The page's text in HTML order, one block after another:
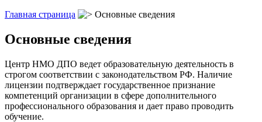
Главная страница
Основные сведения
Основные сведения
Центр НМО ДПО ведет образовательную деятельность в
строгом соответствии с законодательством РФ. Наличие
лицензии подтверждает государственное признание
компетенций организации в сфере дополнительного
профессионального образования и дает право проводить
обучение.